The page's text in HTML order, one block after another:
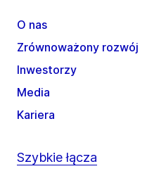
O nas
Zrównoważony rozwój
Inwestorzy
Media
Kariera
Szybkie łącza